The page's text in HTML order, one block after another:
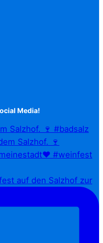
Media!
Salzhof. 🍷 #badsalz
auf den Salzhof zur